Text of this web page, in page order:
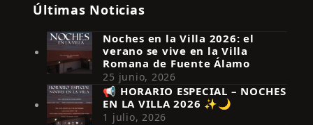
Síguenos en Instagram
Últimas Noticias
Noches en la Villa 2026: el
verano se vive en la Villa
Romana de Fuente Álamo
25 junio, 2026
📢 HORARIO ESPECIAL – NOCHES
EN LA VILLA 2026 ✨🌙
1 julio, 2026